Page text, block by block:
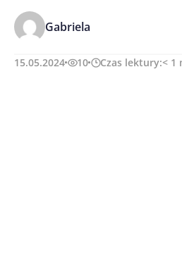
Gabriela
15.05.2024 10 Czas lektury:< 1